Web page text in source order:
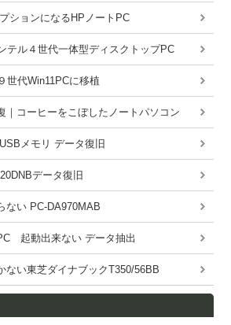
ションになるHPノートPC
テル４世代一体型ディスクトップPC
世代Win11PCに移植
コーヒーをこぼしたノートパソコン
メモリ データ復旧
データ復旧
ない PC-DA970MAB
起動出来ない データ抽出
ない東芝ダイナブックT350/56BB